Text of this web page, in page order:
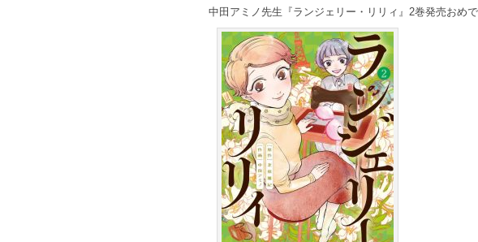
中田アミノ先生『ランジェリー・リリィ』2巻発売おめ